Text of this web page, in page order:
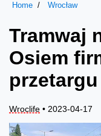
Home Wrocław
Tramwaj
Osiem
Wroclife • 2023-04-17